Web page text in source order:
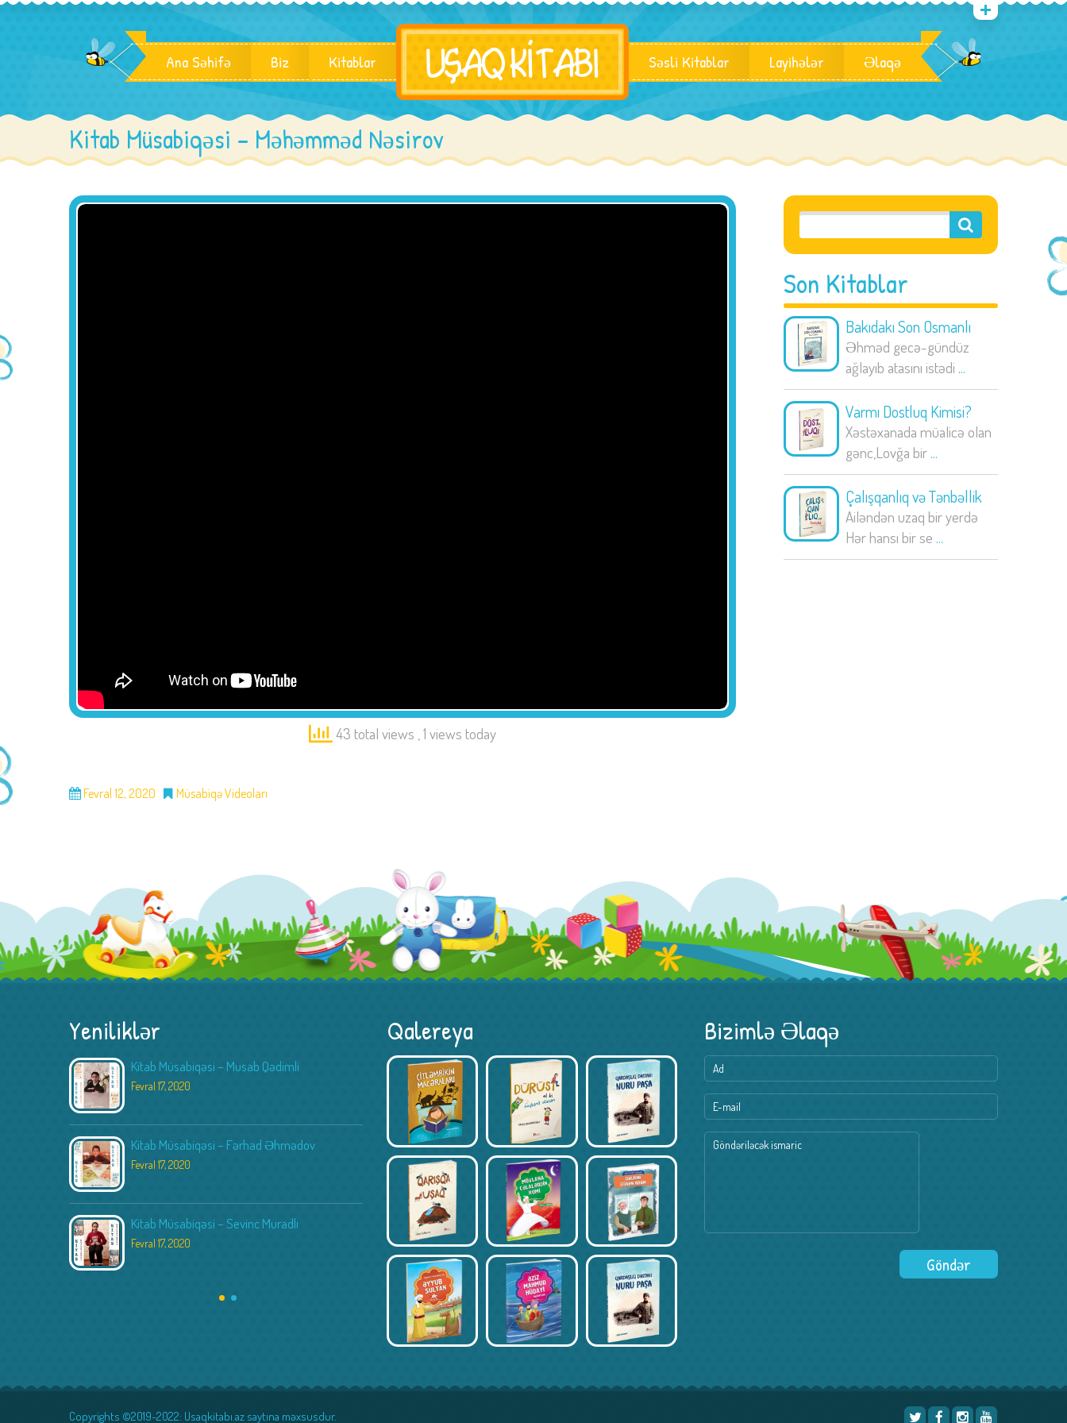
Ana Səhifə Biz Kitablar Səsli Kitablar Layihələr Əlaqə
Kitab Müsabiqəsi – Məhəmməd Nəsirov
Son Kitablar
Bakıdakı Son Osmanlı
Əhməd gecə-gündüz
ağlayıb atasını istədi ...
Varmı Dostluq Kimisi?
Xəstəxanada müalicə olan
gənc,Lovğa bir ...
Çalışqanlıq və Tənbəllik
Ailəndən uzaq bir yerdə
Hər hansı bir se ...
43 total views , 1 views today
Fevral 12, 2020 Müsabiqə Videoları
Yeniliklər
Kitab Müsabiqəsi – Musab Qədimli
Fevral 17, 2020
Kitab Müsabiqəsi – Fərhad Əhmədov
Fevral 17, 2020
Kitab Müsabiqəsi – Sevinc Muradlı
Fevral 17, 2020
Kitab Müsabiqəsi – Xədicə Hacıyeva
Fevral 17, 2020
Kitab Müsabiqəsi – Əli İsmayılov
Fevral 17, 2020
Kitab Müsabiqəsi – İncinur Əliyeva
Fevral 17, 2020
Qalereya Bizimlə Əlaqə
Copyrights ©2019-2022: Usaqkitabı.az saytına məxsusdur.